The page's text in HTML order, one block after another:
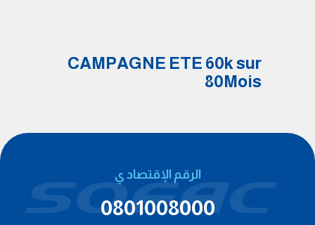
CAMPAGNE ETE 60k sur
80Mois
الرقم الإقتصاد ي
0801008000